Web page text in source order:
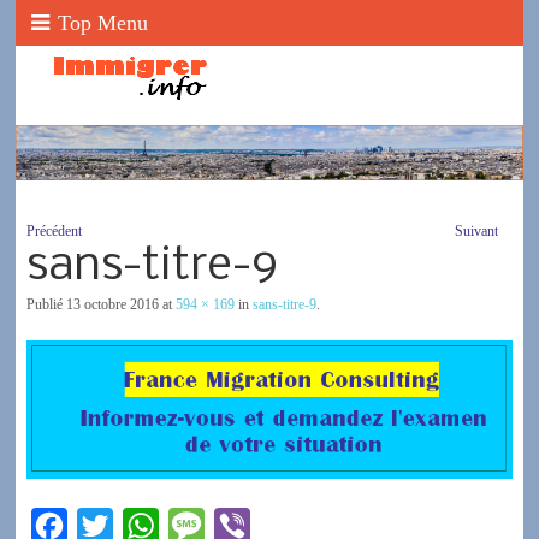
Top Menu
Précédent Suivant
sans-titre-9
Publié 13 octobre 2016at 594 × 169in sans-titre-9.
W
M